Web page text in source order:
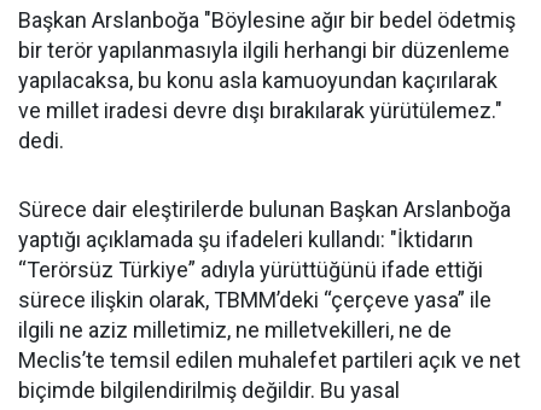
Başkan Arslanboğa "Böylesine ağır bir bedel ödetmiş
bir terör yapılanmasıyla ilgili herhangi bir düzenleme
yapılacaksa, bu konu asla kamuoyundan kaçırılarak
ve millet iradesi devre dışı bırakılarak yürütülemez."
dedi.
Sürece dair eleştirilerde bulunan Başkan Arslanboğa
yaptığı açıklamada şu ifadeleri kullandı: "İktidarın
“Terörsüz Türkiye” adıyla yürüttüğünü ifade ettiği
sürece ilişkin olarak, TBMM’deki “çerçeve yasa” ile
ilgili ne aziz milletimiz, ne milletvekilleri, ne de
Meclis’te temsil edilen muhalefet partileri açık ve net
biçimde bilgilendirilmiş değildir. Bu yasal